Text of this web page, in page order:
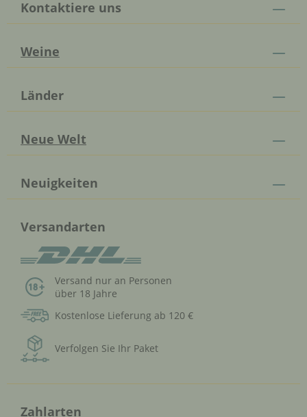
Kontaktiere uns
Weine
Länder
Neue Welt
Neuigkeiten
Versandarten
Versand nur an Personen
über 18 Jahre
Kostenlose Lieferung ab 120 €
Verfolgen Sie Ihr Paket
Zahlarten